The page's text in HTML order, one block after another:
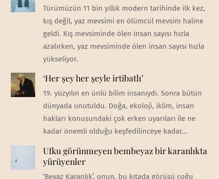
Türümüzün 11 bin yıllık modern tarihinde ilk kez,
kış değil, yaz mevsimi en ölümcül mevsim haline
geldi. Kış mevsiminde ölen insan sayısı hızla
azalırken, yaz mevsiminde ölen insan sayısı hızla
yükseliyor.
‘Her şey her şeyle irtibatlı’
19. yüzyılın en ünlü bilim insanıydı. Sonra bütün
dünyada unutuldu. Doğa, ekoloji, iklim, insan
hakları konusundaki çok erken uyarıları ile ne
kadar önemli olduğu keşfedilinceye kadar...
Ufku görünmeyen bembeyaz bir karanlıkta
yürüyenler
‘Beyaz Karanlık’, onun, bu kıtada görüşü çoğu